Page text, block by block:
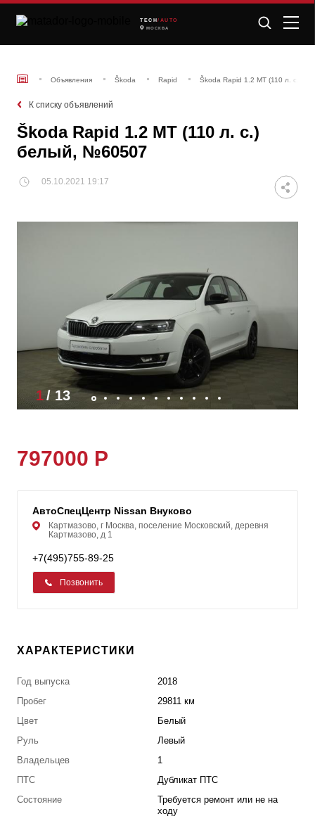
TECH /AUTO
МОСКВА
Объявления Škoda Rapid Škoda Rapid 1.2 MT (110 л. с.)
К списку объявлений
Škoda Rapid 1.2 MT (110 л. с.)
белый, №60507
05.10.2021 19:17
1/ 13
797000 Р
АвтоСпецЦентр Nissan Внуково
Картмазово, г Москва, поселение Московский, деревня
Картмазово, д 1
+7(495)755-89-25
Позвонить
ХАРАКТЕРИСТИКИ
Год выпуска
2018
Пробег
29811 км
Цвет
Белый
Руль
Левый
Владельцев
1
ПТС
Дубликат ПТС
Состояние
Требуется ремонт или не на
ходу